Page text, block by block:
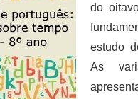
do
estudo
As